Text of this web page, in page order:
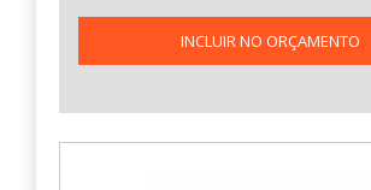
INCLUIR NO ORÇAMENTO